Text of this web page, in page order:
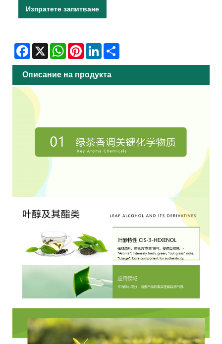
Изпратете запитване
Facebook
X WhatsAppPinterestLinkedIn
Описание на продукта